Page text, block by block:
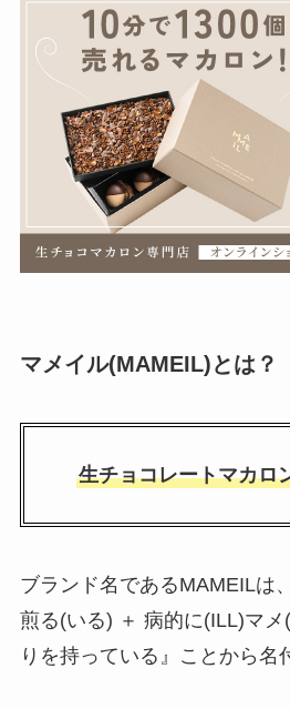
マメイル(MAMEIL)とは？
生チョコレートマカロ
ブランド名であるMAMEILは
煎る(いる) ＋ 病的に(ILL)マ
りを持っている』ことから名